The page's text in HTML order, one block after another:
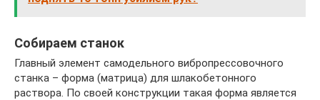
Собираем станок
Главный элемент самодельного вибропрессовочного
станка – форма (матрица) для шлакобетонного
раствора. По своей конструкции такая форма является